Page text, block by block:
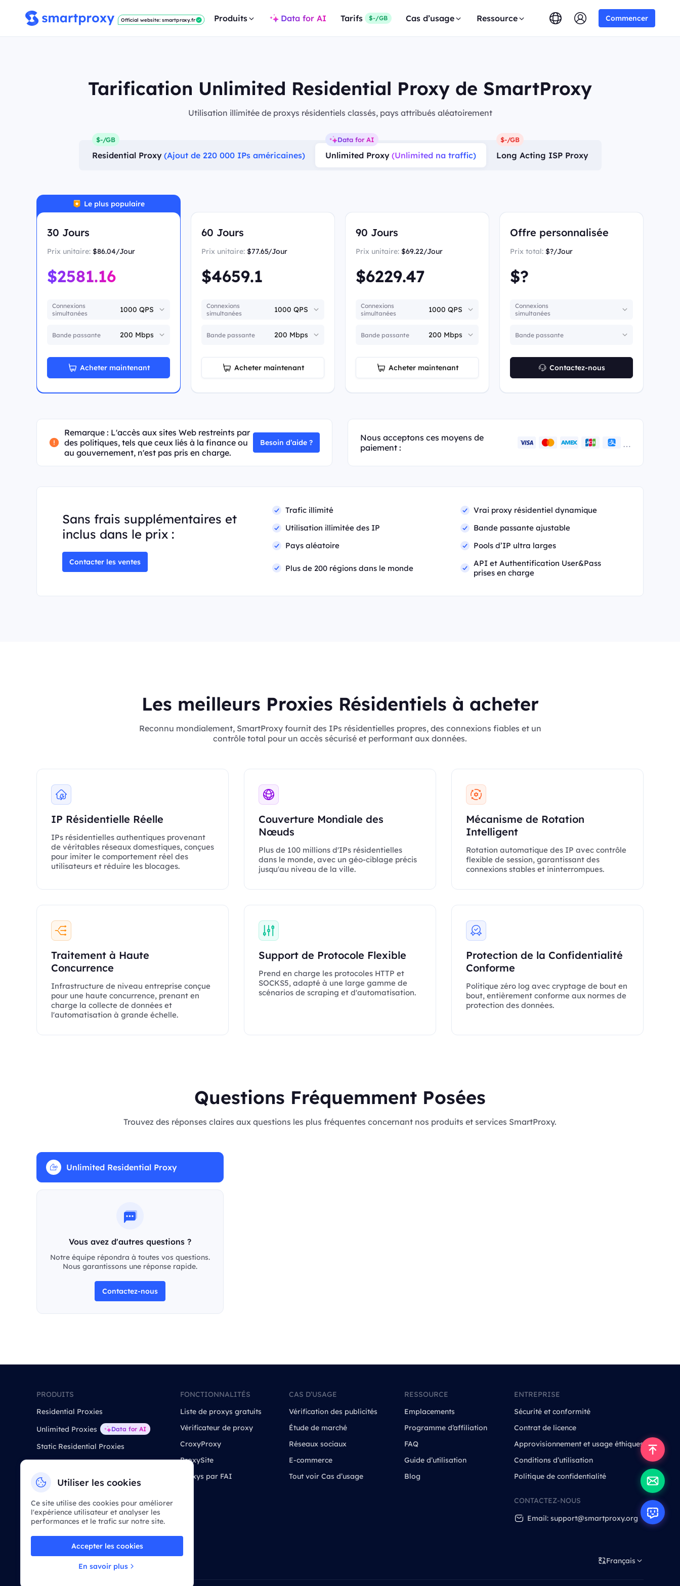
Official website: smartproxy.fr Produits Data for AI Tarifs $-/GB Cas d’usage Ressource Commencer
Tarification Unlimited Residential Proxy de SmartProxy
Utilisation illimitée de proxys résidentiels classés, pays attribués aléatoirement
Residential Proxy (Ajout de 220 000 IPs américaines)
$-/GB
Unlimited Proxy (Unlimited na traffic)
Data for AI
Long Acting ISP Proxy
$-/GB
Le plus populaire
30 Jours
Prix unitaire: $86.04/Jour
$2581.16
Connexions
simultanées
Bande passante
Acheter maintenant
60 Jours
Prix unitaire: $77.65/Jour
$4659.1
Connexions
simultanées
Bande passante
Acheter maintenant
90 Jours
Prix unitaire: $69.22/Jour
$6229.47
Connexions
simultanées
Bande passante
Acheter maintenant
Offre personnalisée
Prix total: $?/Jour
$?
Connexions
simultanées
Bande passante
Contactez-nous
Remarque : L'accès aux sites Web restreints par
des politiques, tels que ceux liés à la finance ou
au gouvernement, n'est pas pris en charge.
Besoin d’aide ?
Nous acceptons ces moyens de
paiement :
Sans frais supplémentaires et
inclus dans le prix :
Contacter les ventes
Trafic illimité
Vrai proxy résidentiel dynamique
Utilisation illimitée des IP
Bande passante ajustable
Pays aléatoire
Pools d’IP ultra larges
Plus de 200 régions dans le monde
API et Authentification User&Pass
prises en charge
Les meilleurs Proxies Résidentiels à acheter
Reconnu mondialement, SmartProxy fournit des IPs résidentielles propres, des connexions fiables et un
contrôle total pour un accès sécurisé et performant aux données.
IP Résidentielle Réelle
IPs résidentielles authentiques provenant
de véritables réseaux domestiques, conçues
pour imiter le comportement réel des
utilisateurs et réduire les blocages.
Couverture Mondiale des
Nœuds
Plus de 100 millions d'IPs résidentielles
dans le monde, avec un géo-ciblage précis
jusqu'au niveau de la ville.
Mécanisme de Rotation
Intelligent
Rotation automatique des IP avec contrôle
flexible de session, garantissant des
connexions stables et ininterrompues.
Traitement à Haute
Concurrence
Infrastructure de niveau entreprise conçue
pour une haute concurrence, prenant en
charge la collecte de données et
l'automatisation à grande échelle.
Support de Protocole Flexible
Prend en charge les protocoles HTTP et
SOCKS5, adapté à une large gamme de
scénarios de scraping et d'automatisation.
Protection de la Confidentialité
Conforme
Politique zéro log avec cryptage de bout en
bout, entièrement conforme aux normes de
protection des données.
Questions Fréquemment Posées
Trouvez des réponses claires aux questions les plus fréquentes concernant nos produits et services SmartProxy.
Unlimited Residential Proxy
Vous avez d'autres questions ?
Notre équipe répondra à toutes vos questions.
Nous garantissons une réponse rapide.
Contactez-nous
Utiliser les cookies
Ce site utilise des cookies pour améliorer
l'expérience utilisateur et analyser les
performances et le trafic sur notre site.
Accepter les cookies
En savoir plus
PRODUITS
Residential Proxies
Unlimited Proxies
Data for AI
Static Residential Proxies
Static Data Center Proxies
Long Acting ISP Proxies
SERP API
FONCTIONNALITÉS
Liste de proxys gratuits
Vérificateur de proxy
CroxyProxy
ProxySite
Proxys par FAI
CAS D’USAGE
Vérification des publicités
Étude de marché
Réseaux sociaux
E-commerce
Tout voir Cas d’usage
RESSOURCE
Emplacements
Programme d’affiliation
FAQ
Guide d’utilisation
Blog
ENTREPRISE
Sécurité et conformité
Contrat de licence
Approvisionnement et usage éthiques
Conditions d’utilisation
Politique de confidentialité
CONTACTEZ-NOUS
Email: support@smartproxy.org
Français